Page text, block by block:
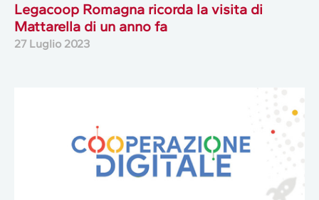
Legacoop Romagna ricorda la visita di
Mattarella di un anno fa
27 Luglio 2023